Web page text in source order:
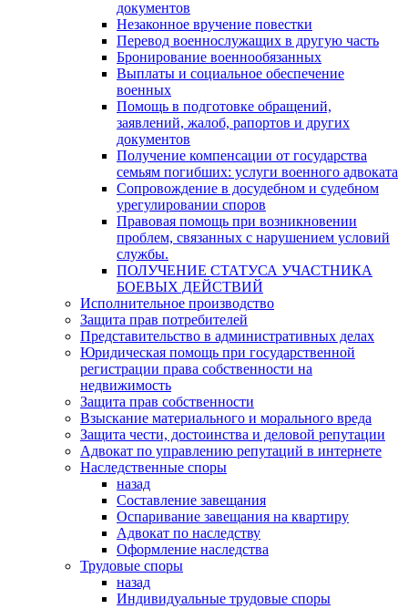
документов
Незаконное вручение повестки
Перевод военнослужащих в другую часть
Бронирование военнообязанных
Выплаты и социальное обеспечение
военных
Помощь в подготовке обращений,
заявлений, жалоб, рапортов и других
документов
Получение компенсации от государства
семьям погибших: услуги военного адвоката
Сопровождение в досудебном и судебном
урегулировании споров
Правовая помощь при возникновении
проблем, связанных с нарушением условий
службы.
ПОЛУЧЕНИЕ СТАТУСА УЧАСТНИКА
БОЕВЫХ ДЕЙСТВИЙ
Исполнительное производство
Защита прав потребителей
Представительство в административных делах
Юридическая помощь при государственной
регистрации права собственности на
недвижимость
Защита прав собственности
Взыскание материального и морального вреда
Защита чести, достоинства и деловой репутации
Адвокат по управлению репутаций в интернете
Наследственные споры
назад
Составление завещания
Оспаривание завещания на квартиру
Адвокат по наследству
Оформление наследства
Трудовые споры
назад
Индивидуальные трудовые споры